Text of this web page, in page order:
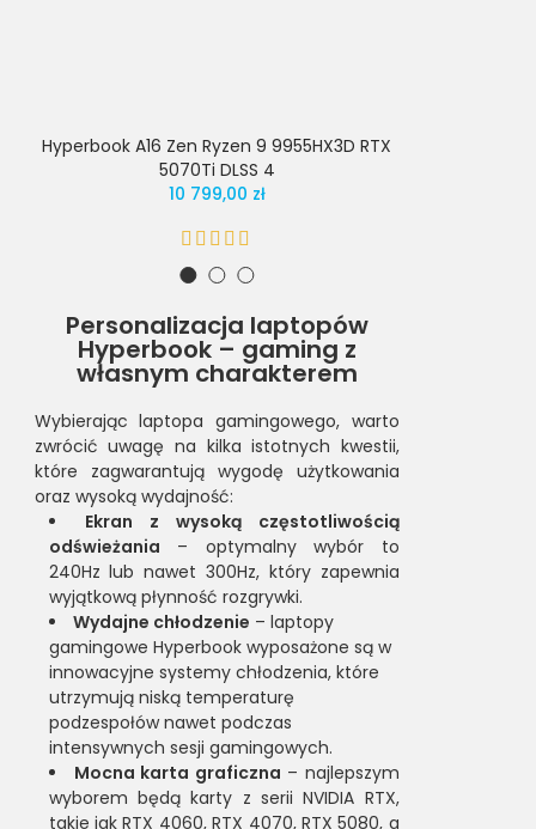
Hyperbook A16 Zen Ryzen 9 9955HX3D RTX
5070Ti DLSS 4
10 799,00 zł
Personalizacja laptopów
Hyperbook – gaming z
własnym charakterem
Wybierając laptopa gamingowego, warto
zwrócić uwagę na kilka istotnych kwestii,
które zagwarantują wygodę użytkowania
oraz wysoką wydajność:
Ekran z wysoką częstotliwością
odświeżania – optymalny wybór to
240Hz lub nawet 300Hz, który zapewnia
wyjątkową płynność rozgrywki.
Wydajne chłodzenie – laptopy
gamingowe Hyperbook wyposażone są w
innowacyjne systemy chłodzenia, które
utrzymują niską temperaturę
podzespołów nawet podczas
intensywnych sesji gamingowych.
Mocna karta graficzna – najlepszym
wyborem będą karty z serii NVIDIA RTX,
takie jak RTX 4060, RTX 4070, RTX 5080, a